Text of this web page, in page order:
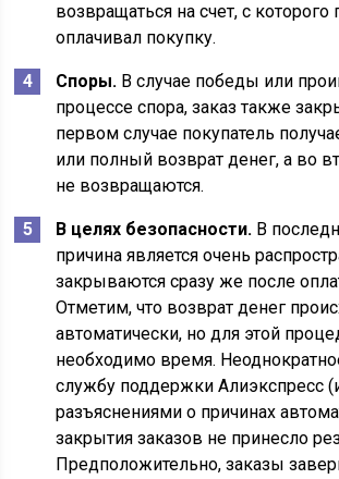
возвращаться на счет, с которого
оплачивал покупку.
Споры. В случае победы или
процессе спора, заказ также
первом случае покупатель
или полный возврат денег, а во
не возвращаются.
В целях безопасности. В
причина является очень
закрываются сразу же после
Отметим, что возврат денег
автоматически, но для этой
необходимо время.
службу поддержки Алиэкспресс
разъяснениями о причинах
закрытия заказов не принесло
Предположительно, заказы